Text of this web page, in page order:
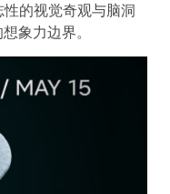
的视觉奇观与脑洞
象力边界。